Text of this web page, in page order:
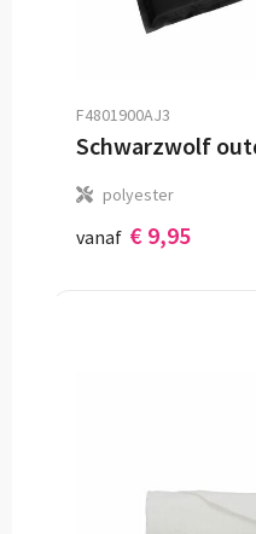
F4801900AJ3
polyester
vanaf € 9,95